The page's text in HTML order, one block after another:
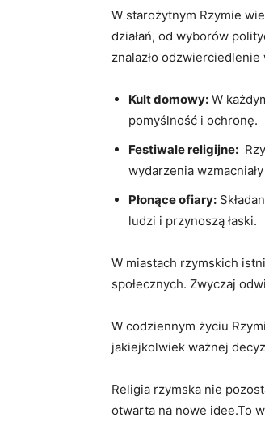
W ⁢starożytnym Rzymie
⁣działań, od wyborów
znalazło odzwierciedlenie
Kult domowy: W
pomyślność i ochronę.
Festiwale religijne:
wydarzenia⁣
Płonące ofiary:
ludzi⁢ i przynoszą łaski.
W miastach rzymskich
społecznych. Zwyczaj
W codziennym życiu
jakiejkolwiek ważnej
Religia ‍rzymska nie
otwarta na nowe ⁤idee.To